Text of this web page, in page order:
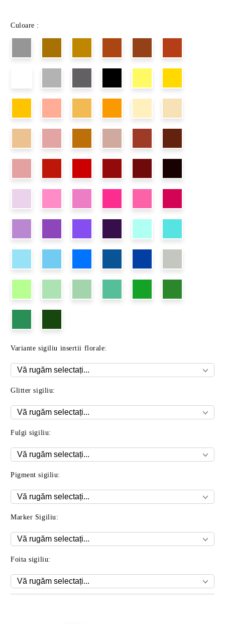
Culoare :
Variante sigiliu insertii florale:
Glitter sigiliu:
Fulgi sigiliu:
Pigment sigiliu:
Marker Sigiliu:
Foita sigiliu: